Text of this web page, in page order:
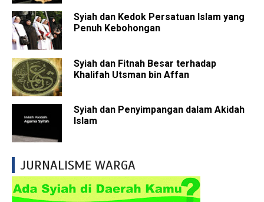
Syiah dan Kedok Persatuan Islam yang
Penuh Kebohongan
Syiah dan Fitnah Besar terhadap
Khalifah Utsman bin Affan
Syiah dan Penyimpangan dalam Akidah
Islam
JURNALISME WARGA